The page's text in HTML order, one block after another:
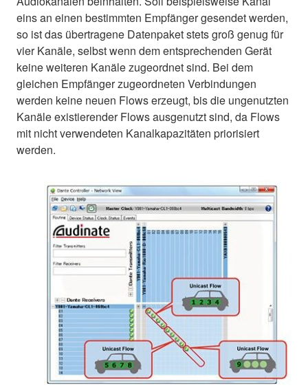
eins an einen bestimmten Empfänger gesendet werden,
so ist das übertragene Datenpaket stets groß genug für
vier Kanäle, selbst wenn dem entsprechenden Gerät
keine weiteren Kanäle zugeordnet sind. Bei dem
gleichen Empfänger zugeordneten Verbindungen
werden keine neuen Flows erzeugt, bis die ungenutzten
Kanäle existierender Flows ausgenutzt sind, da Flows
mit nicht verwendeten Kanalkapazitäten priorisiert
werden.